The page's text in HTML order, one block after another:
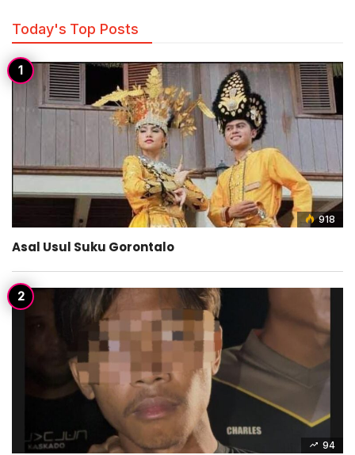
Today's Top Posts
918
Asal Usul Suku Gorontalo
94